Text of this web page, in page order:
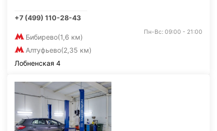
+7 (499) 110-28-43
Бибирево(1,6 км)
Алтуфьево(2,35 км)
Пн-Вс: 09:00 - 21:00
Лобненская 4